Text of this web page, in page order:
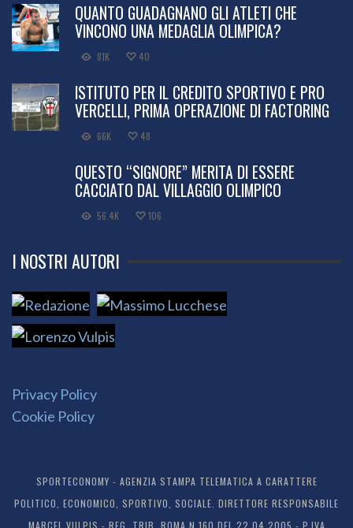
QUANTO GUADAGNANO GLI ATLETI CHE
VINCONO UNA MEDAGLIA OLIMPICA?
81K 40
ISTITUTO PER IL CREDITO SPORTIVO E PRO
VERCELLI, PRIMA OPERAZIONE DI FACTORING
66K 48
QUESTO “SIGNORE” MERITA DI ESSERE
CACCIATO DAL VILLAGGIO OLIMPICO
56.4K 106
I NOSTRI AUTORI
Privacy Policy
Cookie Policy
SPORTECONOMY - AGENZIA STAMPA TELEMATICA A CARATTERE
POLITICO, ECONOMICO, SPORTIVO, SOCIALE. DIRETTORE RESPONSABILE
MARCEL VULPIS - REG. TRIB. ROMA N.160 DEL 22.04.2005 - P.IVA